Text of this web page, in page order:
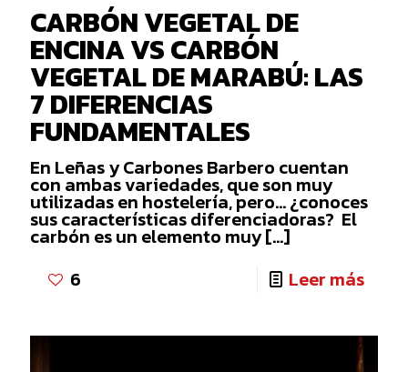
CARBÓN VEGETAL DE
ENCINA VS CARBÓN
VEGETAL DE MARABÚ: LAS
7 DIFERENCIAS
FUNDAMENTALES
En Leñas y Carbones Barbero cuentan
con ambas variedades, que son muy
utilizadas en hostelería, pero… ¿conoces
sus características diferenciadoras? El
carbón es un elemento muy[…]
6
Leer más-